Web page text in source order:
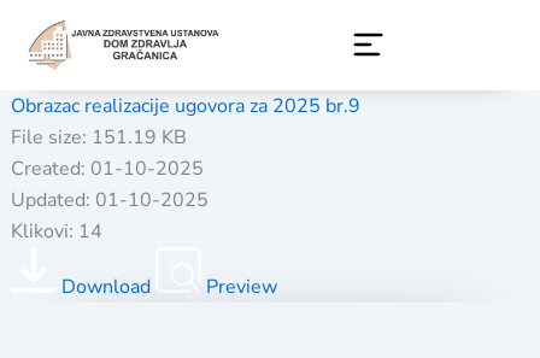
content
Obrazac realizacije ugovora za 2025 br.9
File size: 151.19 KB
Created: 01-10-2025
Updated: 01-10-2025
Klikovi: 14
Download Preview